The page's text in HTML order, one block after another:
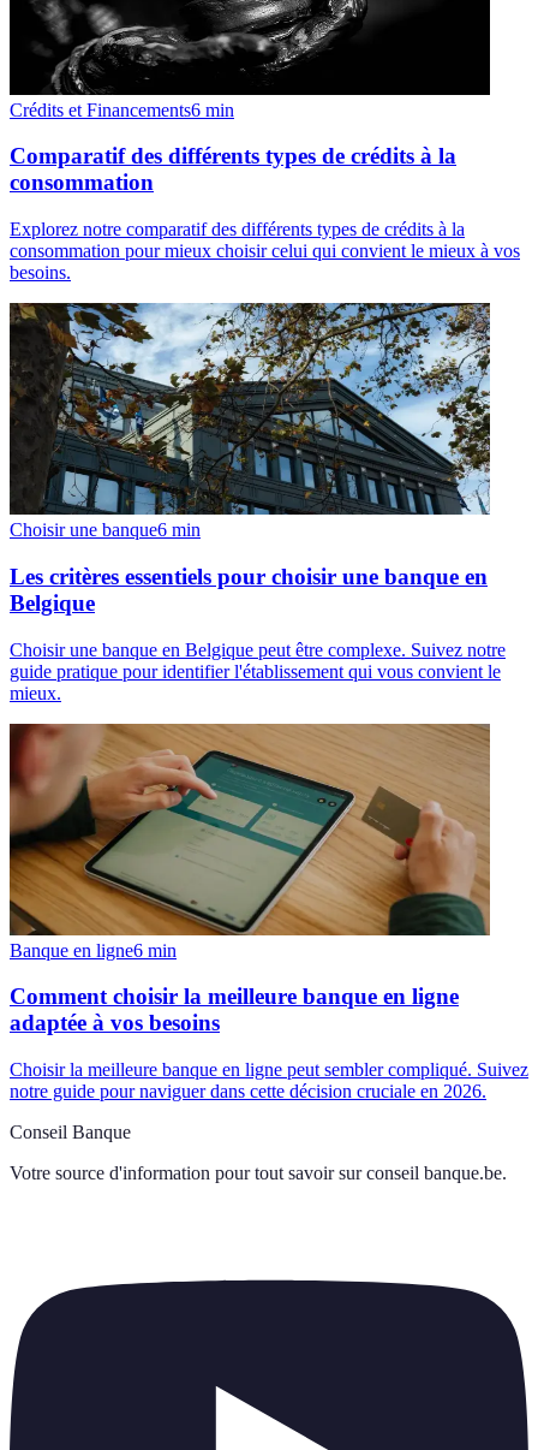
Crédits et Financements6 min
Comparatif des différents types de crédits à la
consommation
Explorez notre comparatif des différents types de crédits à la
consommation pour mieux choisir celui qui convient le mieux à vos
besoins.
Choisir une banque6 min
Les critères essentiels pour choisir une banque en
Belgique
Choisir une banque en Belgique peut être complexe. Suivez notre
guide pratique pour identifier l'établissement qui vous convient le
mieux.
Banque en ligne6 min
Comment choisir la meilleure banque en ligne
adaptée à vos besoins
Choisir la meilleure banque en ligne peut sembler compliqué. Suivez
notre guide pour naviguer dans cette décision cruciale en 2026.
Conseil Banque
Votre source d'information pour tout savoir sur conseil banque.be.